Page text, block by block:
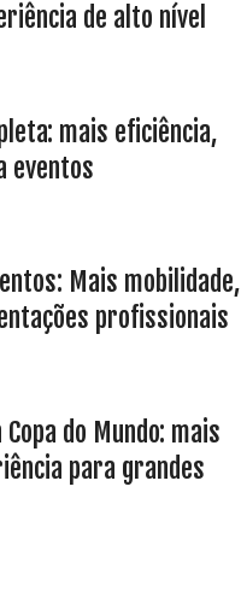
de alto nível
mais eficiência,
eventos
Mais mobilidade,
profissionais
do Mundo: mais
para grandes